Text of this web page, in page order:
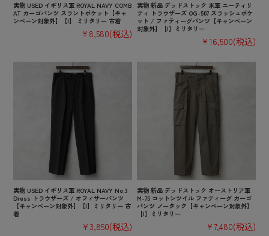
実物 USED イギリス軍 ROYAL NAVY COMB
AT カーゴパンツ スラントポケット【キャ
ンペーン対象外】【I】 ミリタリー 古着
¥8,580(税込)
実物 新品 デッドストック 米軍 ユーティリ
ティ トラウザーズ OG-507 スラッシュポケ
ット / ファティーグパンツ【キャンペーン
対象外】【I】ミリタリー
¥16,500(税込)
実物 USED イギリス軍 ROYAL NAVY No.3
Dress トラウザーズ / オフィサーパンツ
【キャンペーン対象外】【I】ミリタリー 古
着
¥3,850(税込)
実物 新品 デッドストック オーストリア軍
M-75 コットンツイル ファティーグ カーゴ
パンツ ノータック【キャンペーン対象外】
【I】ミリタリー
¥7,480(税込)